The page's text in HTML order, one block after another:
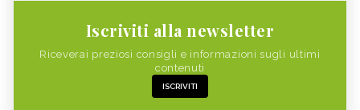
Iscriviti alla newsletter
Riceverai preziosi consigli e informazioni sugli ultimi
contenuti
ISCRIVITI